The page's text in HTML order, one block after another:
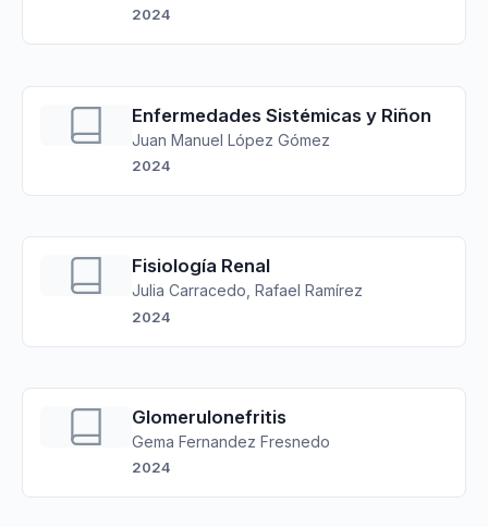
2024
Enfermedades Sistémicas y Riñon
Juan Manuel López Gómez
2024
Fisiología Renal
Julia Carracedo, Rafael Ramírez
2024
Glomerulonefritis
Gema Fernandez Fresnedo
2024